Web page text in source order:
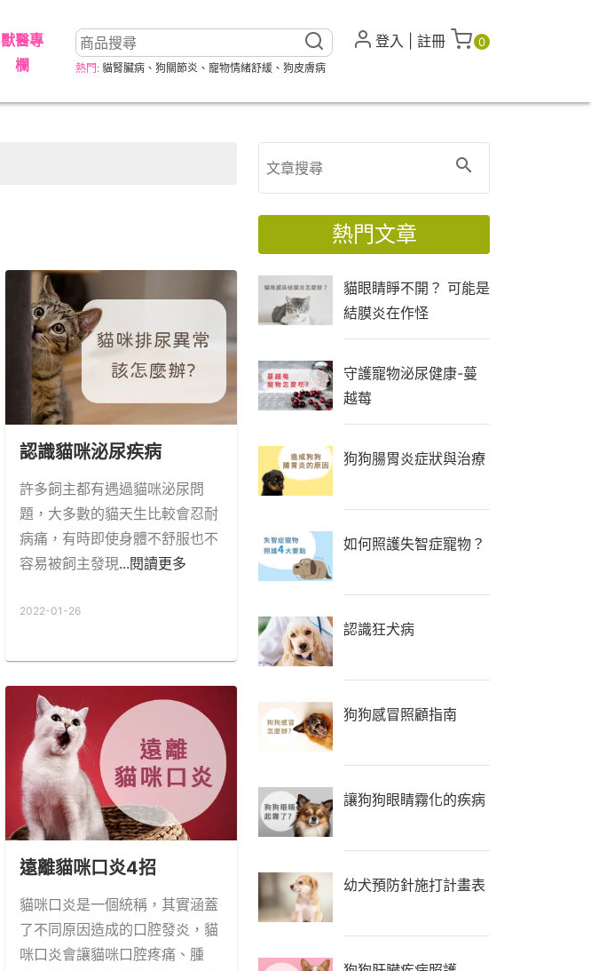
獸醫專
欄
熱門: 貓腎臟病 、 狗關節炎 、 寵物情緒舒緩 、 狗皮膚病
登入 註冊 0
認識貓咪泌尿疾病
許多飼主都有遇過貓咪泌尿問
題，大多數的貓天生比較會忍耐
病痛，有時即使身體不舒服也不
容易被飼主發現...閱讀更多
2022-01-26
遠離貓咪口炎4招
貓咪口炎是一個統稱，其實涵蓋
了不同原因造成的口腔發炎，貓
咪口炎會讓貓咪口腔疼痛、腫
熱門文章
貓眼睛睜不開？ 可能是
結膜炎在作怪
守護寵物泌尿健康-蔓
越莓
狗狗腸胃炎症狀與治療
如何照護失智症寵物？
認識狂犬病
狗狗感冒照顧指南
讓狗狗眼睛霧化的疾病
幼犬預防針施打計畫表